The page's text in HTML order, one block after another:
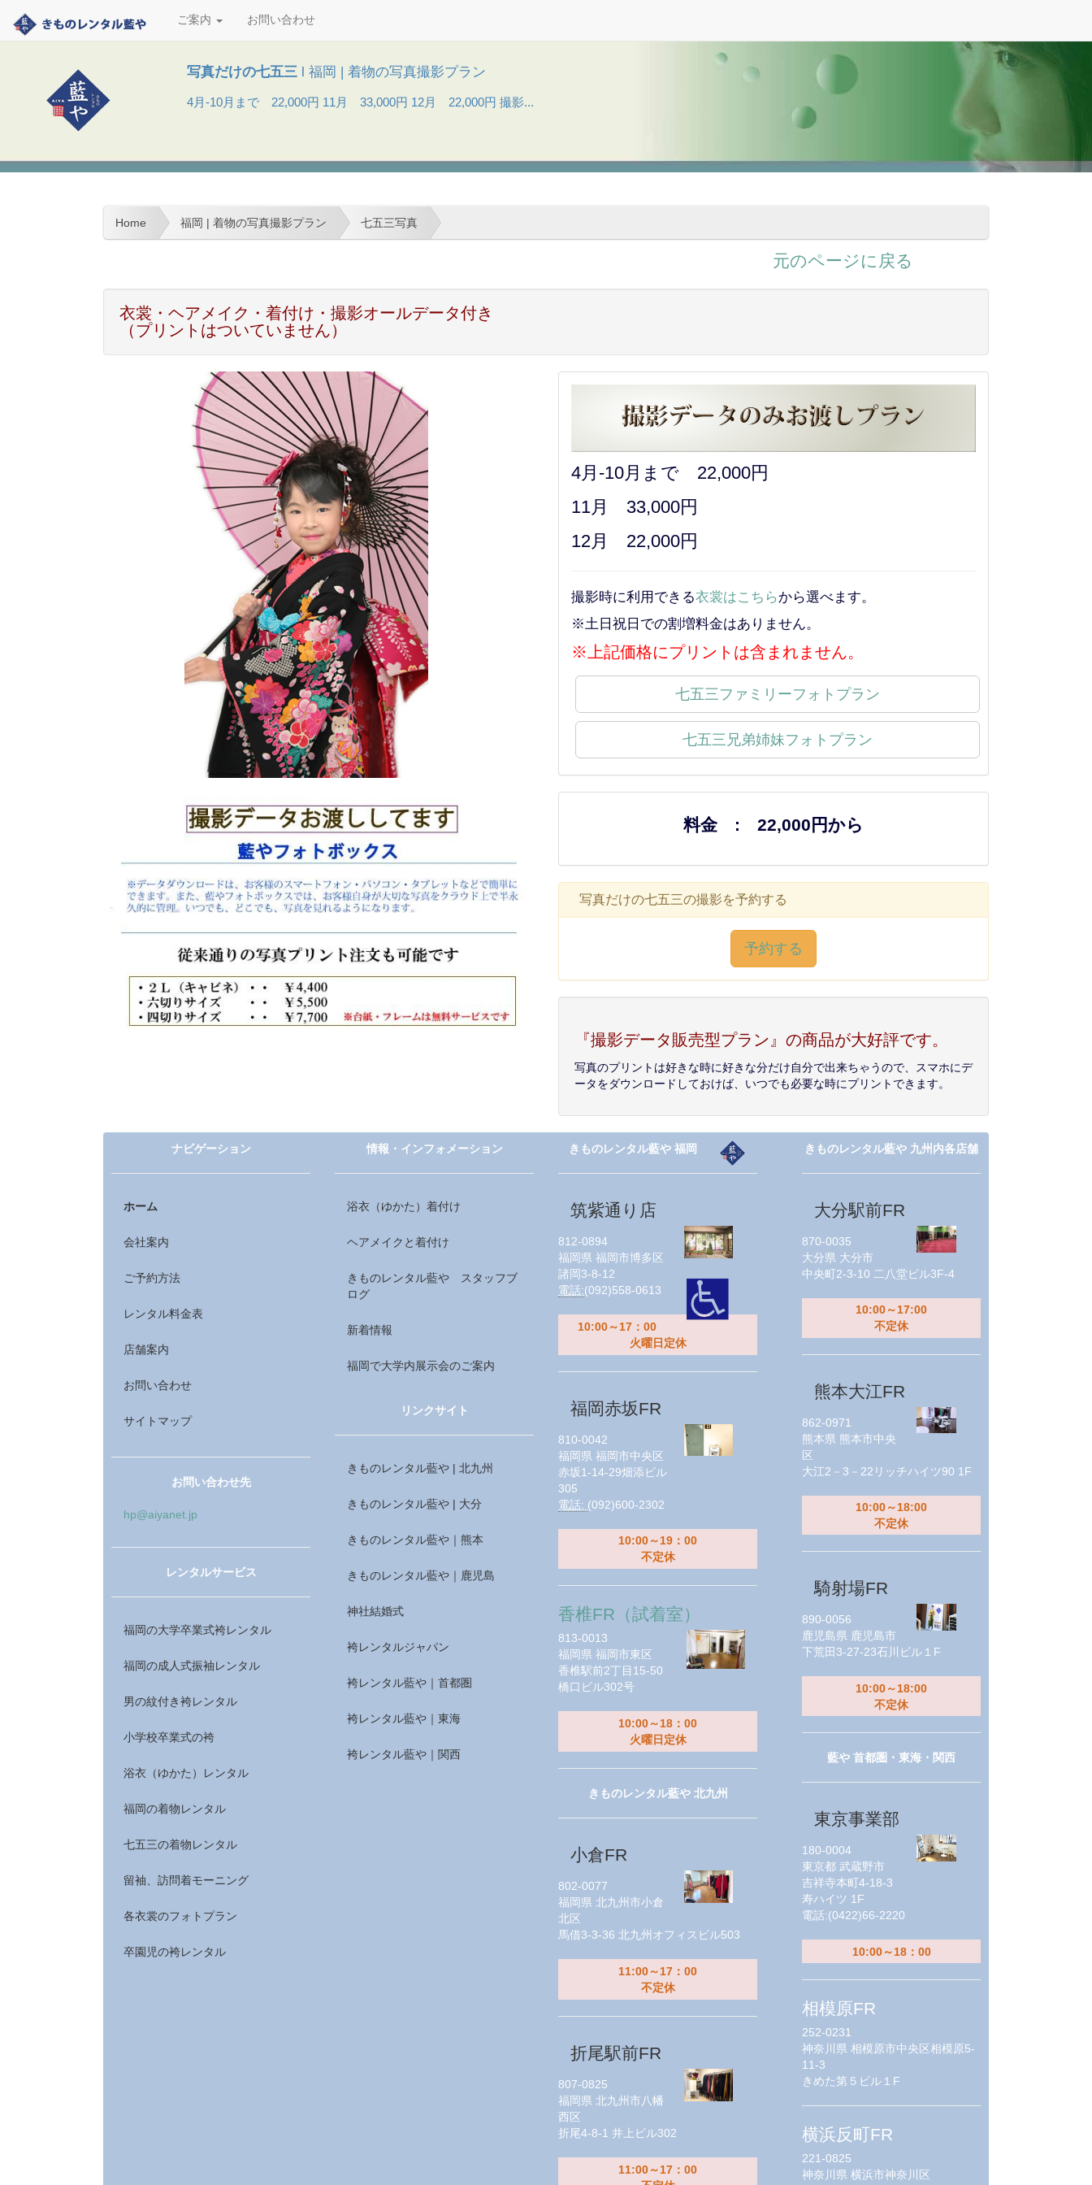
ご案内 お問い合わせ
写真だけの七五三 l 福岡 | 着物の写真撮影プラン
4月-10月まで 22,000円 11月 33,000円 12月 22,000円 撮影...
Home 福岡 | 着物の写真撮影プラン 七五三写真
元のページに戻る
衣裳・ヘアメイク・着付け・撮影オールデータ付き
（プリントはついていません）
4月-10月まで 22,000円
11月 33,000円
12月 22,000円
撮影時に利用できる衣裳はこちらから選べます。
※土日祝日での割増料金はありません。
※上記価格にプリントは含まれません。
七五三ファミリーフォトプラン
七五三兄弟姉妹フォトプラン
料金 : 22,000円から
写真だけの七五三の撮影を予約する
予約する
『撮影データ販売型プラン』の商品が大好評です。
写真のプリントは好きな時に好きな分だけ自分で出来ちゃうので、スマホにデ
ータをダウンロードしておけば、いつでも必要な時にプリントできます。
ナビゲーション
ホーム
会社案内
ご予約方法
レンタル料金表
店舗案内
お問い合わせ
サイトマップ
お問い合わせ先
hp@aiyanet.jp
レンタルサービス
福岡の大学卒業式袴レンタル
福岡の成人式振袖レンタル
男の紋付き袴レンタル
小学校卒業式の袴
浴衣（ゆかた）レンタル
福岡の着物レンタル
七五三の着物レンタル
留袖、訪問着モーニング
各衣裳のフォトプラン
卒園児の袴レンタル
情報・インフォメーション
浴衣（ゆかた）着付け
ヘアメイクと着付け
きものレンタル藍や スタッフブ
ログ
新着情報
福岡で大学内展示会のご案内
リンクサイト
きものレンタル藍や | 北九州
きものレンタル藍や | 大分
きものレンタル藍や｜熊本
きものレンタル藍や｜鹿児島
神社結婚式
袴レンタルジャパン
袴レンタル藍や｜首都圏
袴レンタル藍や｜東海
袴レンタル藍や｜関西
きものレンタル藍や 福岡
筑紫通り店
812-0894
福岡県 福岡市博多区
諸岡3-8-12
電話:(092)558-0613
10:00～17：00
火曜日定休
福岡赤坂FR
810-0042
福岡県 福岡市中央区
赤坂1-14-29畑添ビル
305
電話: (092)600-2302
10:00～19：00
不定休
香椎FR（試着室）
813-0013
福岡県 福岡市東区
香椎駅前2丁目15-50
橋口ビル302号
10:00～18：00
火曜日定休
きものレンタル藍や 北九州
小倉FR
802-0077
福岡県 北九州市小倉
北区
馬借3-3-36 北九州オフィスビル503
11:00～17：00
不定休
折尾駅前FR
807-0825
福岡県 北九州市八幡
西区
折尾4-8-1 井上ビル302
11:00～17：00
きものレンタル藍や 九州内各店舗
大分駅前FR
870-0035
大分県 大分市
中央町2-3-10 二八堂ビル3F-4
10:00～17:00
不定休
熊本大江FR
862-0971
熊本県 熊本市中央
区
大江2－3－22リッチハイツ90 1F
10:00～18:00
不定休
騎射場FR
890-0056
鹿児島県 鹿児島市
下荒田3-27-23石川ビル１F
10:00～18:00
不定休
藍や 首都圏・東海・関西
東京事業部
180-0004
東京都 武蔵野市
吉祥寺本町4-18-3
寿ハイツ 1F
電話:(0422)66-2220
10:00～18：00
相模原FR
252-0231
神奈川県 相模原市中央区相模原5-
11-3
きめた第５ビル１F
横浜反町FR
221-0825
神奈川県 横浜市神奈川区